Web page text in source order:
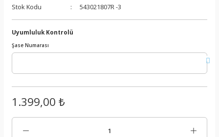
Stok Kodu
543021807R -3
Uyumluluk Kontrolü
Şase Numarası
1.399,00 ₺